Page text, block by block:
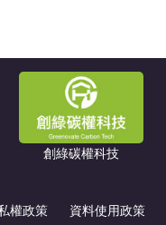
創綠碳權科技
權政策 資料使用政策